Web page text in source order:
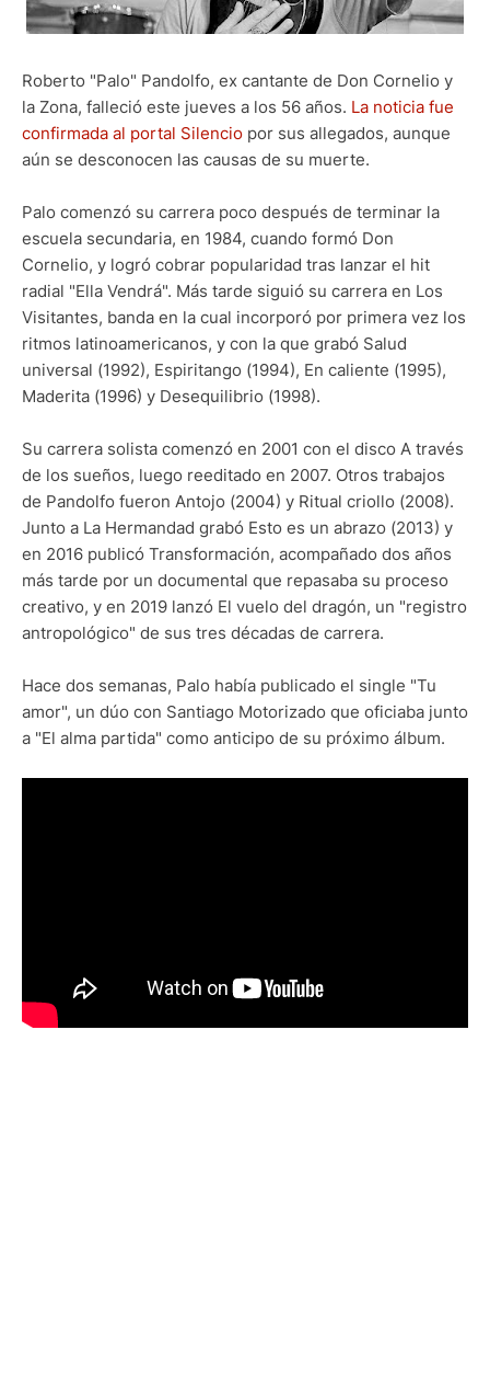
Roberto "Palo" Pandolfo, ex cantante de Don Cornelio y
la Zona, falleció este jueves a los 56 años. La noticia fue
confirmada al portal Silencio por sus allegados, aunque
aún se desconocen las causas de su muerte.
Palo comenzó su carrera poco después de terminar la
escuela secundaria, en 1984, cuando formó Don
Cornelio, y logró cobrar popularidad tras lanzar el hit
radial "Ella Vendrá". Más tarde siguió su carrera en Los
Visitantes, banda en la cual incorporó por primera vez los
ritmos latinoamericanos, y con la que grabó Salud
universal (1992), Espiritango (1994), En caliente (1995),
Maderita (1996) y Desequilibrio (1998).
Su carrera solista comenzó en 2001 con el disco A través
de los sueños, luego reeditado en 2007. Otros trabajos
de Pandolfo fueron Antojo (2004) y Ritual criollo (2008).
Junto a La Hermandad grabó Esto es un abrazo (2013) y
en 2016 publicó Transformación, acompañado dos años
más tarde por un documental que repasaba su proceso
creativo, y en 2019 lanzó El vuelo del dragón, un "registro
antropológico" de sus tres décadas de carrera.
Hace dos semanas, Palo había publicado el single "Tu
amor", un dúo con Santiago Motorizado que oficiaba junto
a "El alma partida" como anticipo de su próximo álbum.